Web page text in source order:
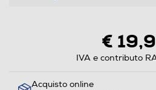
€
IVA e contributo
Acquisto online